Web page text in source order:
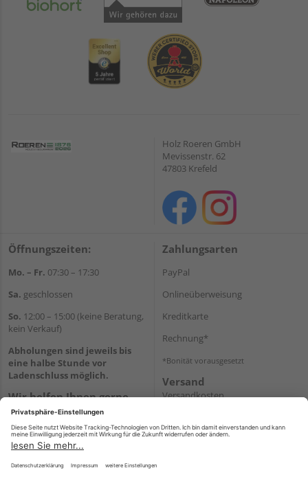
Holz Roeren GmbH
Mevissenstr. 62
47803 Krefeld
Öffnungszeiten:
Mo. – Fr. 07:30 – 17:30
Sa. geschlossen
So. 12:00 – 15:00 (keine Beratung,
kein Verkauf)
Abholungen sind jeweils bis
eine halbe Stunde vor
Ladenschluss möglich.
Wir helfen Ihnen gerne
weiter
Tel.:+49 2151 8787-70
E-Mail:onlineshop@holz-
roeren.de
Zahlungsarten
PayPal
Onlineüberweisung
Kreditkarte
Rechnung*
*Bonität vorausgesetzt
Versand
Versandkosten